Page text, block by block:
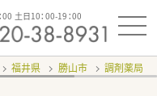
00 土日10：00-19：00
福井県 勝山市 調剤薬局